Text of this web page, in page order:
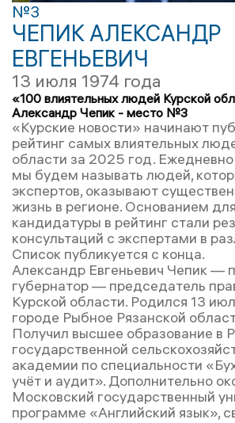
№3
ЧЕПИК АЛЕКСАНДР
ЕВГЕНЬЕВИЧ
13 июля 1974 года
«100 влиятельных людей Курской
Александр Чепик - место №3
«Курские новости» начинают
рейтинг самых влиятельных
области за 2025 год.
мы будем называть людей,
экспертов, оказывают
жизнь в регионе. Основанием
кандидатуры в рейтинг стали
консультаций с экспертами в
Список публикуется с конца.
Александр Евгеньевич Чепик —
губернатор — председатель
Курской области. Родился 13
городе Рыбное Рязанской
Получил высшее образование в
государственной
академии по специальности
учёт и аудит». Дополнительно
Московский государственный
программе «Английский язык»,